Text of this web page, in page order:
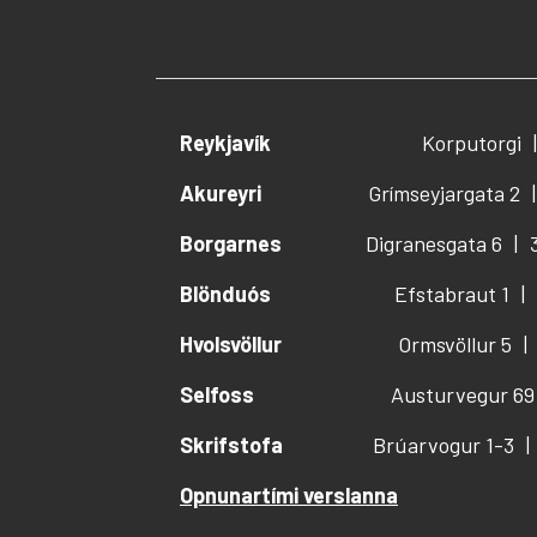
Reykjavík
Korputorgi
Akureyri
Grímseyjargata 2
Borgarnes
Digranesgata 6
Blönduós
Efstabraut 1
Hvolsvöllur
Ormsvöllur 5
Selfoss
Austurvegur 69
Skrifstofa
Brúarvogur 1-3
Opnunartími verslanna